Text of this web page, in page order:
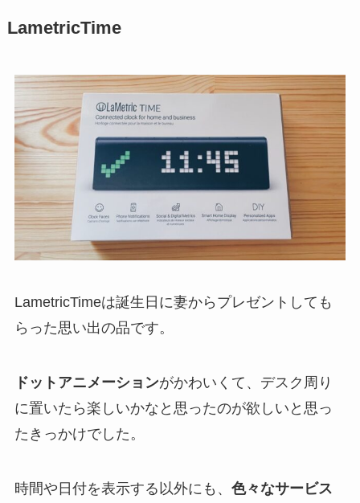
LametricTime
LametricTimeは誕生日に妻からプレゼントしても
らった思い出の品です。
ドットアニメーションがかわいくて、デスク周り
に置いたら楽しいかなと思ったのが欲しいと思っ
たきっかけでした。
時間や日付を表示する以外にも、 色々なサービス